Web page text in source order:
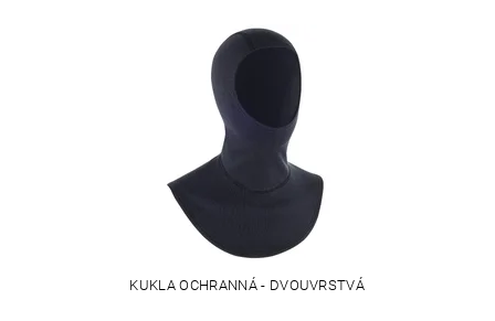
KUKLA OCHRANNÁ - DVOUVRSTVÁ